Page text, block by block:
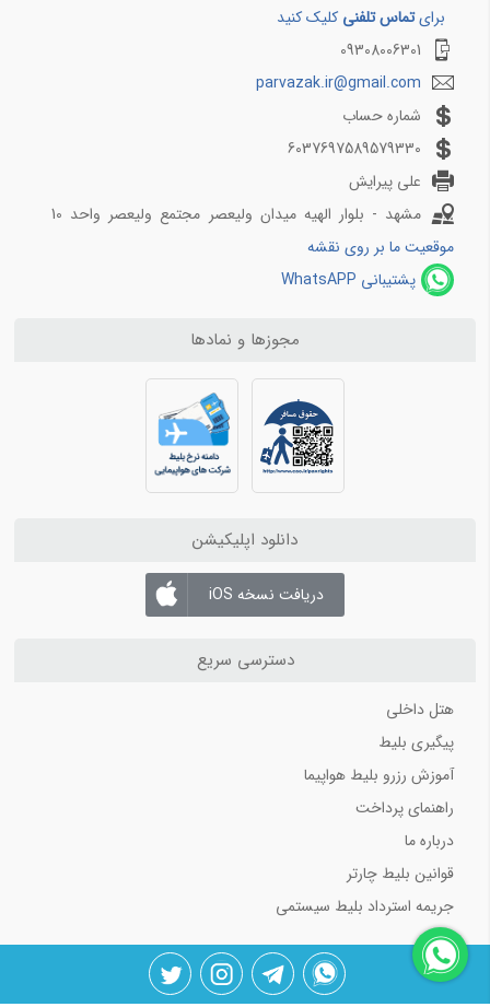
برایتماس تلفنی کلیک کنید
09308006301
parvazak.ir@gmail.com
شماره حساب
6037697589579330
علی پیرایش
مشهد - بلوار الهیه میدان ولیعصر مجتمع ولیعصر واحد 10
موقعیت ما بر روی نقشه
پشتیبانی WhatsAPP
مجوزها و نمادها
دانلود اپلیکیشن
دریافت نسخه iOS
دسترسی سریع
هتل داخلی
پیگیری بلیط
آموزش رزرو بلیط هواپیما
راهنمای پرداخت
درباره ما
قوانین بلیط چارتر
جریمه استرداد بلیط سیستمی